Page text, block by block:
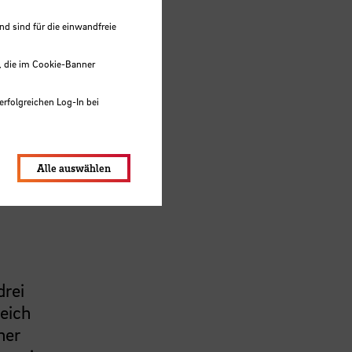
sind für die einwandfreie
die im Cookie-Banner
Log-In bei
Alle auswählen